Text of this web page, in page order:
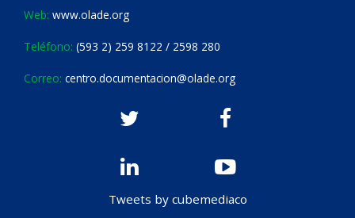
Web: www.olade.org
Teléfono: (593 2) 259 8122 / 2598 280
Correo: centro.documentacion@olade.org
Tweets by cubemediaco